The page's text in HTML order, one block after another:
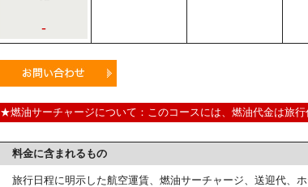
-
★燃油サーチャージについて：このコースには、燃油代金は旅行
料金に含まれるもの
旅行日程に明示した航空運賃、燃油サーチャージ、送迎代、